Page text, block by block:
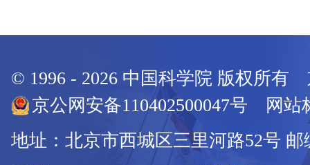
© 1996 - 2026 中国科学院 版权所有
京公网安备110402500047号 网站
地址：北京市西城区三里河路52号 邮